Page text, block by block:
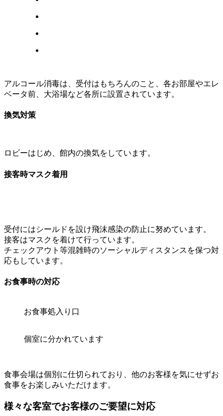
アルコール消毒は、受付はもちろんのこと、各お部屋やエレ
ベータ前、大浴場など各所に設置されています。
換気対策
ロビーはじめ、館内の換気をしています。
接客時マスク着用
受付にはシールドを設け飛沫感染の防止に努めています。
接客はマスクを着けて行っています。
チェックアウト等混雑時のソーシャルディスタンスを保つ対
応もしています。
お食事時の対応
お食事処入り口
個室に分かれています
食事会場は個別に仕切られており、他のお客様を気にせずお
食事をお楽しみいただけます。
様々な客室でお客様のご要望に対応